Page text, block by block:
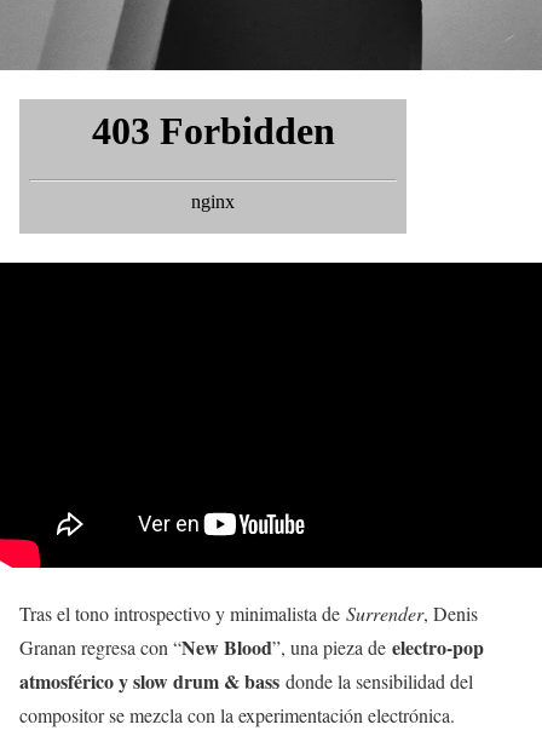
Tras el tono introspectivo y minimalista de Surrender, Denis
Granan regresa con “New Blood”, una pieza de electro-pop
atmosférico y slow drum & bass donde la sensibilidad del
compositor se mezcla con la experimentación electrónica.